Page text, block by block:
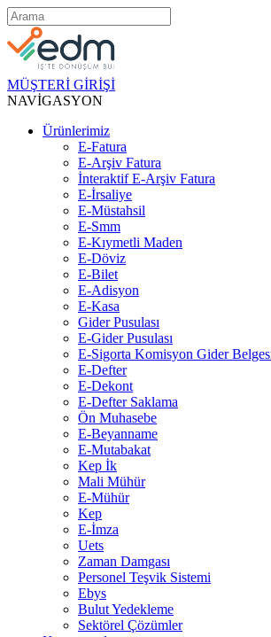
MÜŞTERİ GİRİŞİ
NAVİGASYON
Ürünlerimiz
E-Fatura
E-Arşiv Fatura
İnteraktif E-Arşiv Fatura
E-İrsaliye
E-Müstahsil
E-Smm
E-Kıymetli Maden
E-Döviz
E-Bilet
E-Adisyon
E-Kasa
Gider Pusulası
E-Gider Pusulası
E-Sigorta Komisyon Gider
E-Defter
E-Dekont
E-Defter Saklama
Ön Muhasebe
E-Beyanname
E-Mutabakat
Kep İk
Mali Mühür
E-Mühür
Kep
E-İmza
Uets
Zaman Damgası
Personel Teşvik Sistemi
Ebys
Bulut Yedekleme
Sektörel Çözümler